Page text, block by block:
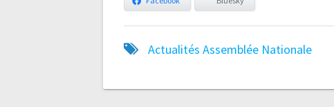
Actualités Assemblée Nationale